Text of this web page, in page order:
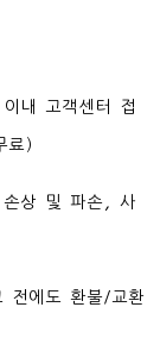
내 고객센터 접
료)
상 및 파손, 사
전에도 환불/교환